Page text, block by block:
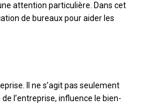
attention particulière. Dans cet
de bureaux pour aider les
Il ne s’agit pas seulement
l’entreprise, influence le bien-